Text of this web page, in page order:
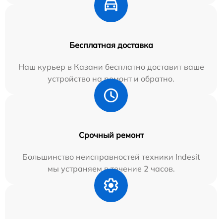
Бесплатная доставка
Наш курьер в Казани бесплатно доставит ваше
устройство на ремонт и обратно.
Срочный ремонт
Большинство неисправностей техники Indesit
мы устраняем в течение 2 часов.